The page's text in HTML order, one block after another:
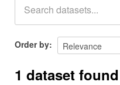
Groups
About
Order by
1 dataset found